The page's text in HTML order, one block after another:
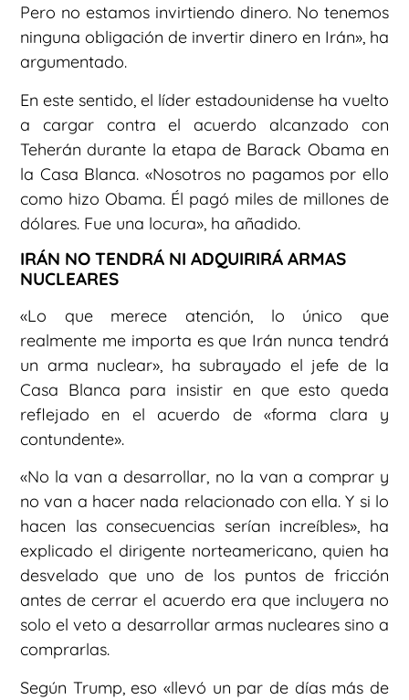
Pero no estamos invirtiendo dinero. No tenemos
ninguna obligación de invertir dinero en Irán», ha
argumentado.
En este sentido, el líder estadounidense ha vuelto
a cargar contra el acuerdo alcanzado con
Teherán durante la etapa de Barack Obama en
la Casa Blanca. «Nosotros no pagamos por ello
como hizo Obama. Él pagó miles de millones de
dólares. Fue una locura», ha añadido.
IRÁN NO TENDRÁ NI ADQUIRIRÁ ARMAS
NUCLEARES
«Lo que merece atención, lo único que
realmente me importa es que Irán nunca tendrá
un arma nuclear», ha subrayado el jefe de la
Casa Blanca para insistir en que esto queda
reflejado en el acuerdo de «forma clara y
contundente».
«No la van a desarrollar, no la van a comprar y
no van a hacer nada relacionado con ella. Y si lo
hacen las consecuencias serían increíbles», ha
explicado el dirigente norteamericano, quien ha
desvelado que uno de los puntos de fricción
antes de cerrar el acuerdo era que incluyera no
solo el veto a desarrollar armas nucleares sino a
comprarlas.
Según Trump, eso «llevó un par de días más de